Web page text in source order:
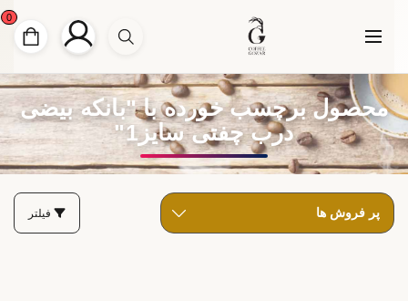
0
محصول برچسب خورده با "بانکه بیضی
درب چفتی سایز1"
فیلتر